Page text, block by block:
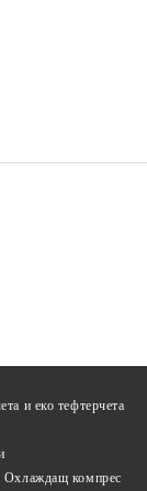
и еко тефтeрчета
Охлаждащ компрес